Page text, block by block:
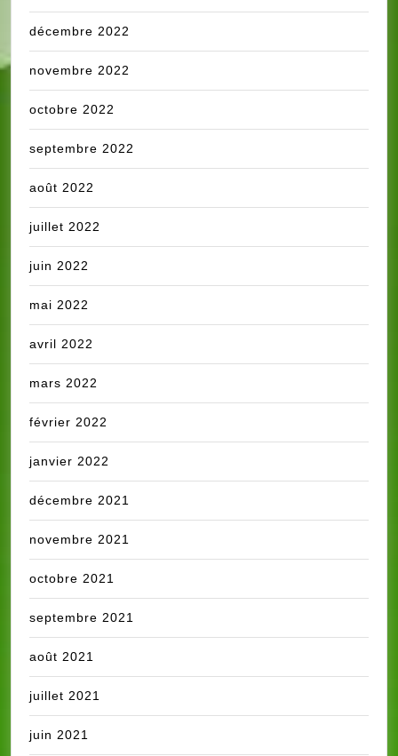
décembre 2022
novembre 2022
octobre 2022
septembre 2022
août 2022
juillet 2022
juin 2022
mai 2022
avril 2022
mars 2022
février 2022
janvier 2022
décembre 2021
novembre 2021
octobre 2021
septembre 2021
août 2021
juillet 2021
juin 2021